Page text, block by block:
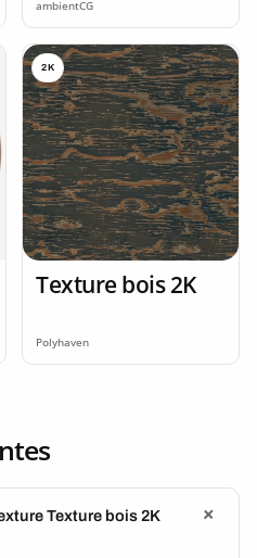
ambientCG
2K
Texture bois 2K
Polyhaven
Texture bois 2K